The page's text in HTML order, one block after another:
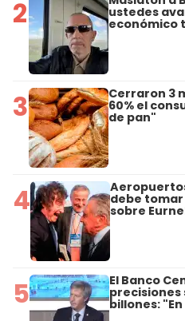
2 ustedes
económico
3 Cerraron 3
60% el
de pan"
4 debe
sobre
5 El Banco
precisiones
billones: